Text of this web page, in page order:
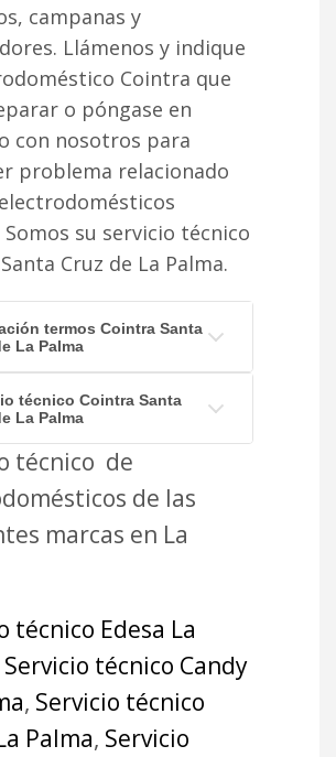
campanas y
Llámenos y indique
Cointra que
o póngase en
con nosotros para
problema relacionado
su servicio técnico
Cruz de La Palma.
termos Cointra Santa
La Palma
técnico Cointra Santa
La Palma
técnico de
de las
marcas en La
técnico Edesa La
Servicio técnico Candy
, Servicio técnico
Palma, Servicio